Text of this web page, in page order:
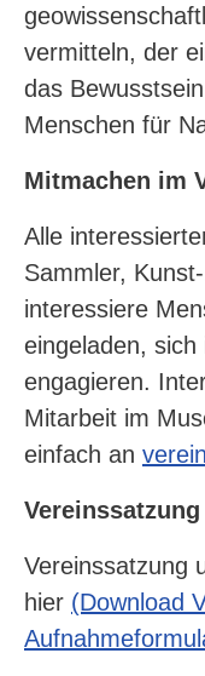
vermitteln, der
das
Menschen für
Mitmachen im
Alle
Sammler,
interessiere
eingeladen, sich
engagieren.
Mitarbeit im
einfach an
Vereinssatzung
hier (Download